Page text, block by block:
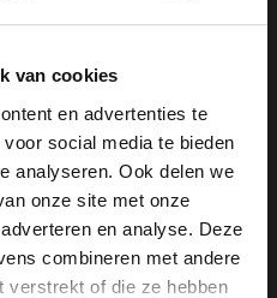
van cookies
en advertenties te
social media te bieden
analyseren. Ook delen we
onze site met onze
en analyse. Deze
combineren met andere
verstrekt of die ze hebben
PRIX RADIO
of ouder?
aan en klik hieronder om
de website!